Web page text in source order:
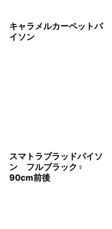
キャラメルカーペットパ
イソン
スマトラブラッドパイソ
ン フルブラック♀
90cm前後